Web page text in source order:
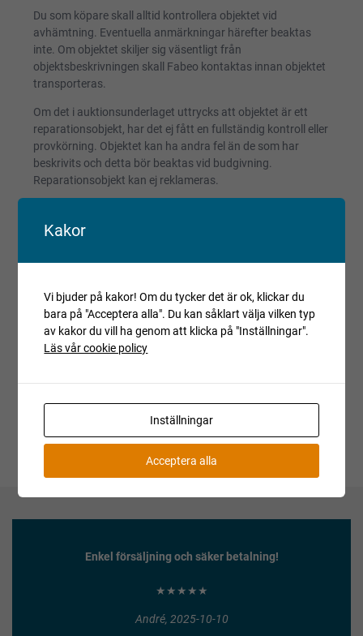
Du som köpare skall alltid kontrollera objektet vid
avhämtning. Eventuella anmärkningar härefter beaktas
inte. Om objektet skiljer sig väsentligt från
objektsbeskrivningen skall Fabeo kontaktas innan objektet
transporteras.
Om det i auktionsunderlaget uttrycks att objektet är ett
reparationsobjekt, har det ej fått en fullständig kontroll eller
provkörning. Objektet kan ha andra fel än de som har
beskrivits och detta bör beaktas vid budgivning.
Reparationsobjekt kan ej reklameras.
Auktionen är avslutad
Är du intresserad av objektet men deltog inte i
budgivningen, var vänlig kontakta ansvarig mäklare för
Enkel försäljning och säker betalning!
★★★★★
André, 2025-10-10
Kakor
Vi bjuder på kakor! Om du tycker det är ok, klickar du
bara på "Acceptera alla". Du kan såklart välja vilken typ
av kakor du vill ha genom att klicka på "Inställningar".
Läs vår cookie policy
Inställningar
Acceptera alla